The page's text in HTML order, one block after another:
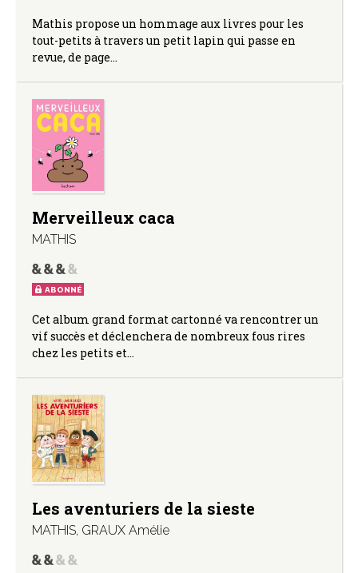
Mathis propose un hommage aux livres pour les
tout-petits à travers un petit lapin qui passe en
revue, de page…
Merveilleux caca
MATHIS
ABONNÉ
Cet album grand format cartonné va rencontrer un
vif succès et déclenchera de nombreux fous rires
chez les petits et…
Les aventuriers de la sieste
MATHIS, GRAUX Amélie